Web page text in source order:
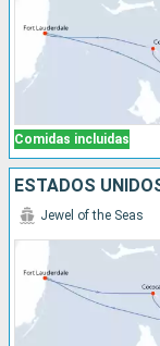
Comidas incluidas
ESTADOS
Jewel of the Seas